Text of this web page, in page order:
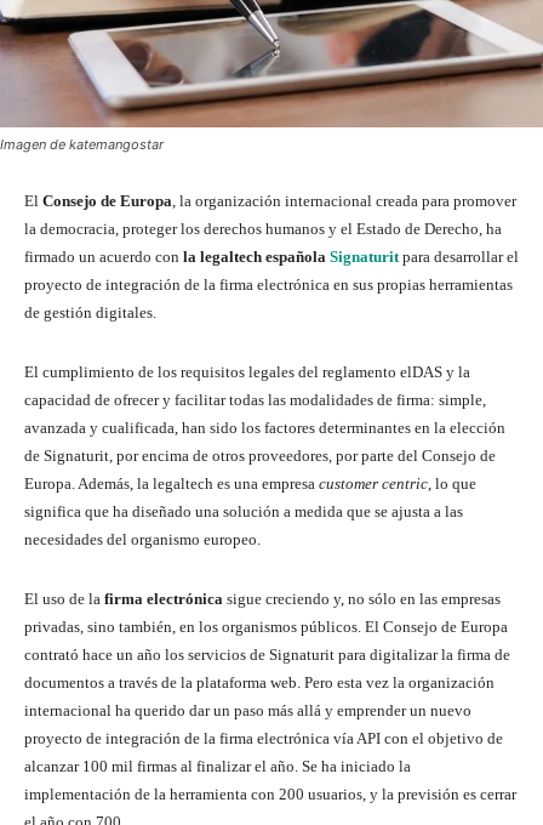
Imagen de katemangostar
El Consejo de Europa, la organización internacional creada para promover
la democracia, proteger los derechos humanos y el Estado de Derecho, ha
firmado un acuerdo con la legaltech española Signaturitpara desarrollar el
proyecto de integración de la firma electrónica en sus propias herramientas
de gestión digitales.
El cumplimiento de los requisitos legales del reglamento elDAS y la
capacidad de ofrecer y facilitar todas las modalidades de firma: simple,
avanzada y cualificada, han sido los factores determinantes en la elección
de Signaturit, por encima de otros proveedores, por parte del Consejo de
Europa. Además, la legaltech es una empresa customer centric, lo que
significa que ha diseñado una solución a medida que se ajusta a las
necesidades del organismo europeo.
El uso de la firma electrónica sigue creciendo y, no sólo en las empresas
privadas, sino también, en los organismos públicos. El Consejo de Europa
contrató hace un año los servicios de Signaturit para digitalizar la firma de
documentos a través de la plataforma web. Pero esta vez la organización
internacional ha querido dar un paso más allá y emprender un nuevo
proyecto de integración de la firma electrónica vía API con el objetivo de
alcanzar 100 mil firmas al finalizar el año. Se ha iniciado la
implementación de la herramienta con 200 usuarios, y la previsión es cerrar